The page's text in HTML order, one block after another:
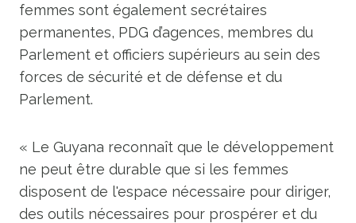
femmes sont également secrétaires
permanentes, PDG d’agences, membres du
Parlement et officiers supérieurs au sein des
forces de sécurité et de défense et du
Parlement.
« Le Guyana reconnaît que le développement
ne peut être durable que si les femmes
disposent de l'espace nécessaire pour diriger,
des outils nécessaires pour prospérer et du